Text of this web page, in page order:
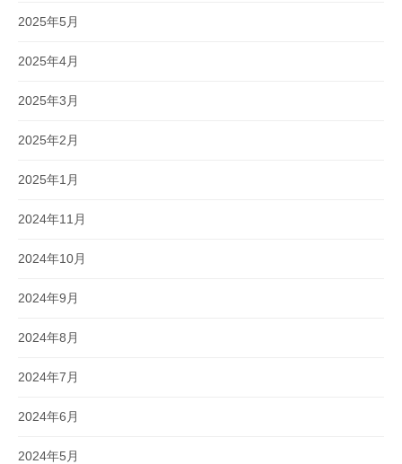
2025年5月
2025年4月
2025年3月
2025年2月
2025年1月
2024年11月
2024年10月
2024年9月
2024年8月
2024年7月
2024年6月
2024年5月